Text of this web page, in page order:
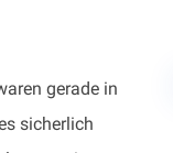
gerade in
sicherlich